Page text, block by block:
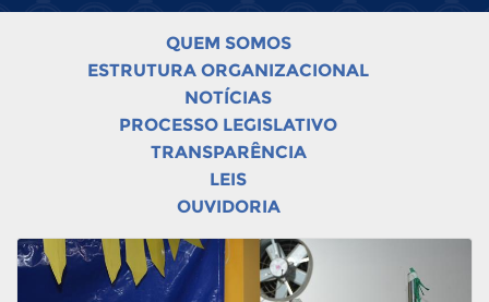
QUEM SOMOS
ESTRUTURA ORGANIZACIONAL
NOTÍCIAS
PROCESSO LEGISLATIVO
TRANSPARÊNCIA
LEIS
OUVIDORIA